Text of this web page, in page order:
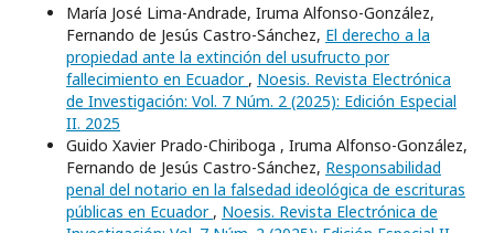
María José Lima-Andrade, Iruma Alfonso-González,
Fernando de Jesús Castro-Sánchez, El derecho a la
propiedad ante la extinción del usufructo por
fallecimiento en Ecuador , Noesis. Revista Electrónica
de Investigación: Vol. 7 Núm. 2 (2025): Edición Especial
II. 2025
Guido Xavier Prado-Chiriboga , Iruma Alfonso-González,
Fernando de Jesús Castro-Sánchez, Responsabilidad
penal del notario en la falsedad ideológica de escrituras
públicas en Ecuador , Noesis. Revista Electrónica de